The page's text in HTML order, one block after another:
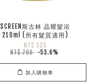
SCREEN斯古林 晶耀髮浴
210ml (所有髮質適用)
NT$ 325
NT$ 700 -53.6%
加入購物車